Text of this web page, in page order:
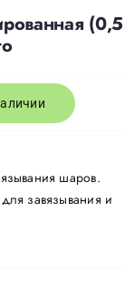
(0,5
шаров.
завязывания и